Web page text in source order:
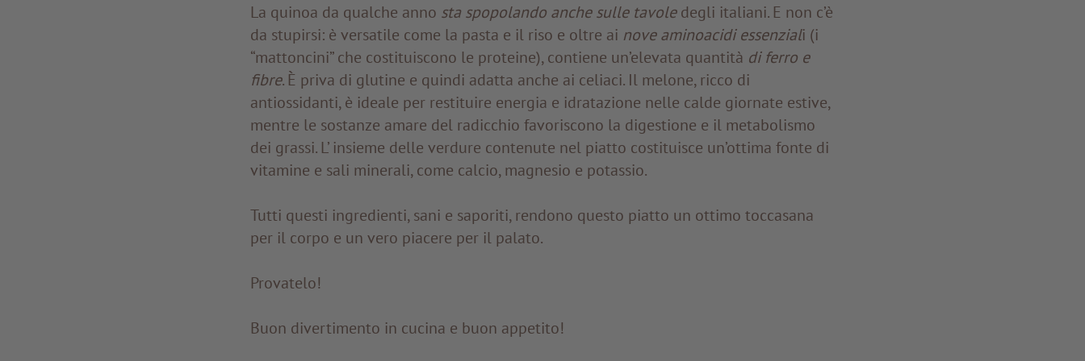
La quinoa da qualche anno sta spopolando anche sulle tavoledegli italiani. E non c’è
da stupirsi: è versatile come la pasta e il riso e oltre ai nove aminoacidi essenziali (i
“mattoncini” che costituiscono le proteine), contiene un’elevata quantità di ferro e
fibre. È priva di glutine e quindi adatta anche ai celiaci. Il melone, ricco di
antiossidanti, è ideale per restituire energia e idratazione nelle calde giornate estive,
mentre le sostanze amare del radicchio favoriscono la digestione e il metabolismo
dei grassi. L’ insieme delle verdure contenute nel piatto costituisce un’ottima fonte di
vitamine e sali minerali, come calcio, magnesio e potassio.
Tutti questi ingredienti, sani e saporiti, rendono questo piatto un ottimo toccasana
per il corpo e un vero piacere per il palato.
Provatelo!
Buon divertimento in cucina e buon appetito!